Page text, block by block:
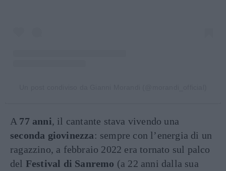
A 77 anni, il cantante stava vivendo una
seconda giovinezza: sempre con l’energia di un
ragazzino, a febbraio 2022 era tornato sul palco
del Festival di Sanremo (a 22 anni dalla sua